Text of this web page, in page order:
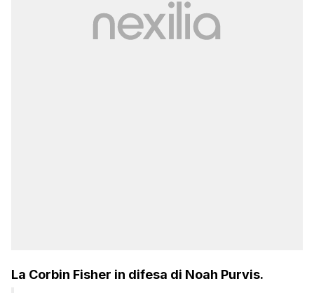
La Corbin Fisher in difesa di Noah Purvis.